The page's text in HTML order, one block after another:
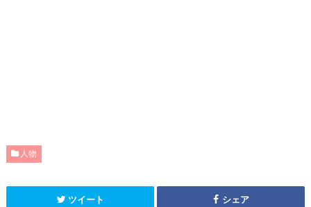
人物
ツイート シェア